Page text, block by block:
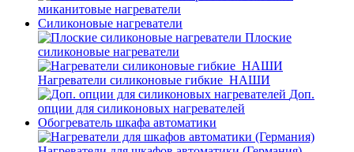
миканитовые нагреватели
Силиконовые нагреватели
Плоские
силиконовые нагреватели
Нагреватели силиконовые гибкие_НАШИ
Доп.
опции для силиконовых нагревателей
Обогреватель шкафа автоматики